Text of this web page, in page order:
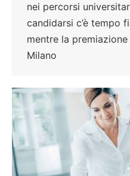
nei percorsi
candidarsi c’è tempo
mentre la
Milano